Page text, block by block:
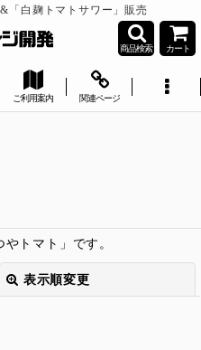
「白麹トマトサワー」販売
商品検索 カート
ご利用案内 関連ページ
トマト」です。
表示順変更